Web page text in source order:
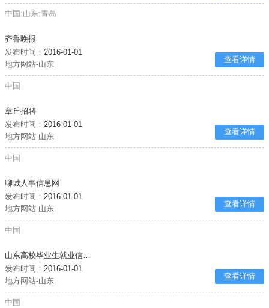
中国:山东:青岛
齐鲁晚报
发布时间：2016-01-01
地方网站-山东
查看详情
中国
章丘招聘
发布时间：2016-01-01
地方网站-山东
查看详情
中国
聊城人事信息网
发布时间：2016-01-01
地方网站-山东
查看详情
中国
发布时间：2016-01-01
地方网站-山东
查看详情
中国